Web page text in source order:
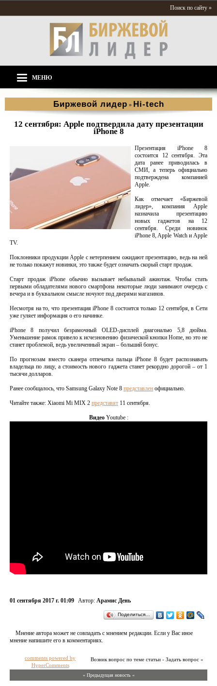
Поиск по сайту »
МЕНЮ
Биржевой лидер » Hi-tech
12 сентября: Apple подтвердила дату презентации
iPhone 8
Презентация iPhone 8
состоится 12 сентября. Эта
дата ранее приводилась в
СМИ, а теперь официально
подтверждена компанией
Apple.
Как отмечает «Биржевой
лидер», компания Apple
назначила презентацию
новых гаджетов на 12
сентября. Среди новинок
iPhone 8, Apple Watch и Apple
TV.
Поклонники продукции Apple с нетерпением ожидают презентацию, ведь на ней
не только покажут новинки, это также будет означать скорый старт продаж.
Старт продаж iPhone обычно вызывает небывалый ажиотаж. Чтобы стать
первыми обладателями нового смартфона некоторые люди занимают очередь с
вечера и в буквальном смысле ночуют под дверями магазинов.
Несмотря на то, что презентация iPhone 8 состоится только 12 сентября, в Сети
уже гуляет информация о его начинке.
iPhone 8 получил безрамочный OLED-дисплей диагональю 5,8 дюйма.
Уменьшение рамок привело к исчезновению физической кнопки Home, но это не
станет проблемой, ведь увеличенный экран – больший бонус.
По прогнозам вместо сканера отпечатка пальца iPhone 8 будет распознавать
владельца по лицу, а стоимость нового гаджета станет рекордно дорогой – от 1
тысячи долларов.
Ранее сообщалось, что Samsung Galaxy Note 8 представлен официально.
Читайте также: Xiaomi Mi MIX 2 представят 11 сентября.
ВидеоYoutube :
01 сентября 2017 г. 01:09 Автор: Арамис День
Поделиться…
Мнение автора может не совпадать с мнением редакции. Если у Вас иное
мнение напишите его в комментариях.
Возник вопрос по теме статьи - Задать вопрос »
comments powered by
HyperComments
« Предыдущая новость «